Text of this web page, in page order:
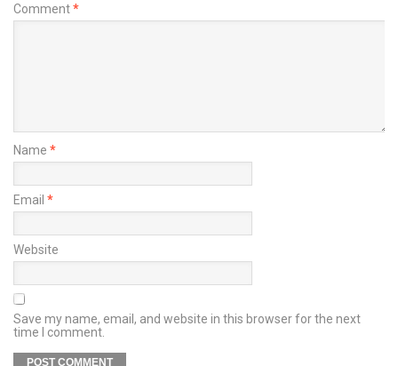
Comment*
Name *
Email *
Website
Save my name, email, and website in this browser for the next
time I comment.